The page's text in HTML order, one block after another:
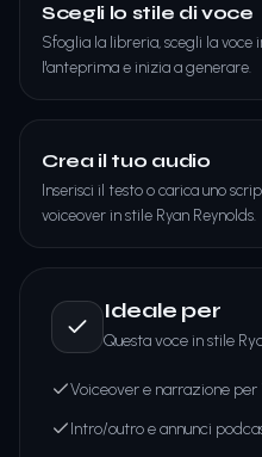
Scegli lo stile di voce
Sfoglia la libreria, scegli la voce
l'anteprima e inizia a generare.
Crea il tuo audio
Inserisci il testo o carica uno
voiceover in stile Ryan Reynolds.
Ideale per
Questa voce in stile
Voiceover e narrazione per
Intro/outro e annunci